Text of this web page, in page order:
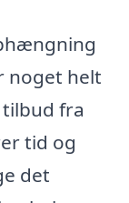
noget helt
fra
tid og
det